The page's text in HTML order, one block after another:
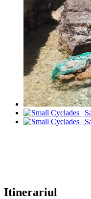
Itinerariul